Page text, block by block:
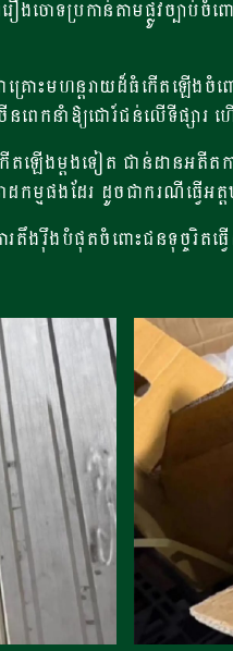
ទប្រកាន់តាមផ្លូវច្បាប់ចំពោ
គ្រោះ​មហន្តរាយ​ដ៏ធំកើតឡើង
ច្រើនពេកនាំឱ្យជោរ៍ជន់លើទីផ្
ឡើងម្តងទៀត ជាន់ដានអតីតក
កម្មផងដែរ​ ដូចជាករណីធ្វើ
ងរ៉ឹងបំផុត​ចំពោះ​ជនទុច្ចរិតធ្វ